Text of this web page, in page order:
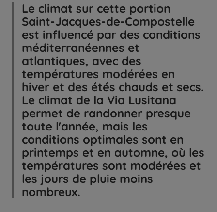
Le climat sur cette portion
Saint-Jacques-de-Compostelle
est influencé par des conditions
méditerranéennes et
atlantiques, avec des
températures modérées en
hiver et des étés chauds et secs.
Le climat de la Via Lusitana
permet de randonner presque
toute l'année, mais les
conditions optimales sont en
printemps et en automne, où les
températures sont modérées et
les jours de pluie moins
nombreux.